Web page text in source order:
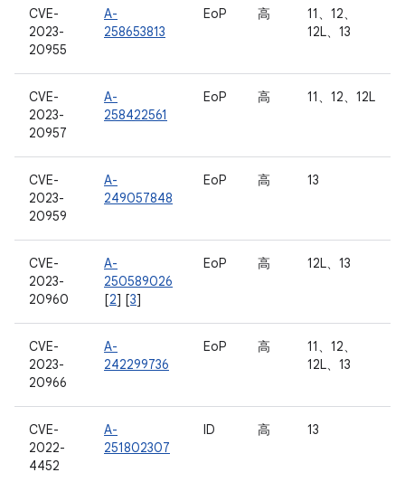
CVE-
2023-
20955
A-
258653813
EoP 高
11、12、
12L、13
CVE-
2023-
20957
A-
258422561
EoP 高 11、12、12L
CVE-
2023-
20959
A-
249057848
EoP 高 13
CVE-
2023-
20960
A-
250589026
[2] [3]
EoP 高 12L、13
CVE-
2023-
20966
A-
242299736
EoP 高
11、12、
12L、13
CVE-
2022-
4452
A-
251802307
ID 高 13